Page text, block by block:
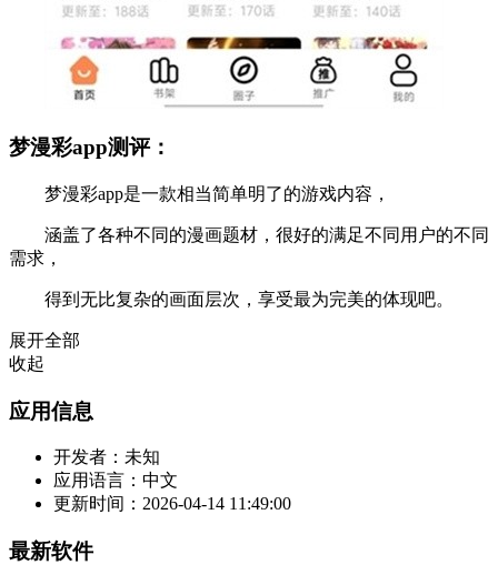
梦漫彩app测评：
梦漫彩app是一款相当简单明了的游戏内容，
涵盖了各种不同的漫画题材，很好的满足不同用户的不同
需求，
得到无比复杂的画面层次，享受最为完美的体现吧。
展开全部
收起
应用信息
开发者： 未知
应用语言： 中文
更新时间： 2026-04-14 11:49:00
最新软件